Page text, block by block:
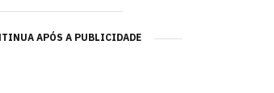
APÓS A PUBLICIDADE